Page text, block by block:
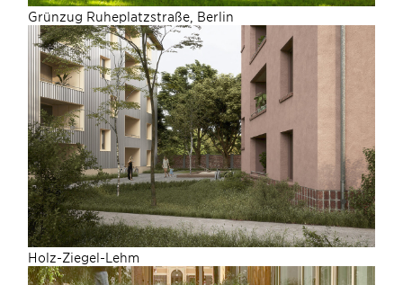
Grünzug Ruheplatzstraße, Berlin
Holz-Ziegel-Lehm